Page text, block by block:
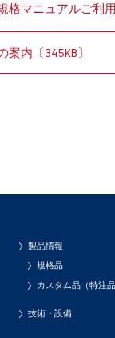
格マニュアルご利
内〔345KB〕
製品情報
規格品
カスタム品（特注
技術・設備